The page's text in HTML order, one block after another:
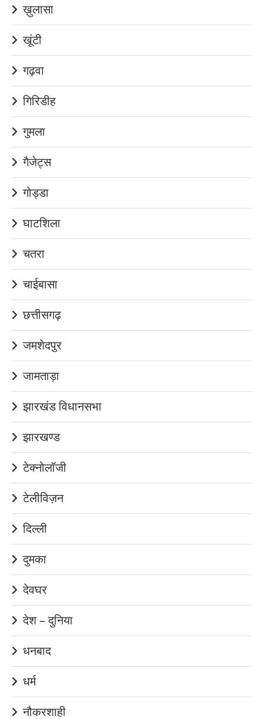
ख़ुलासा
खूंटी
गढ़वा
गिरिडीह
गुमला
गैजेट्स
गोड्डा
घाटशिला
चतरा
चाईबासा
छत्तीसगढ़
जमशेदपुर
जामताड़ा
झारखंड विधानसभा
झारखण्ड
टेक्नोलॉजी
टेलीविज़न
दिल्ली
दुमका
देवघर
देश – दुनिया
धनबाद
धर्म
नौकरशाही